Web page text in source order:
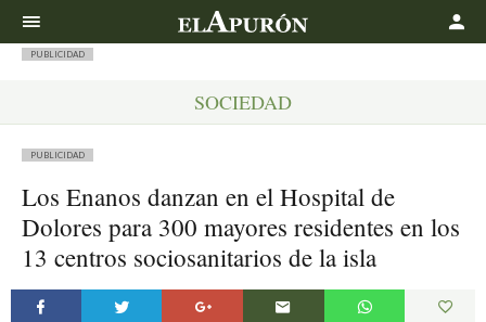
PUBLICIDAD
SOCIEDAD
PUBLICIDAD
Los Enanos danzan en el Hospital de
Dolores para 300 mayores residentes en los
13 centros sociosanitarios de la isla